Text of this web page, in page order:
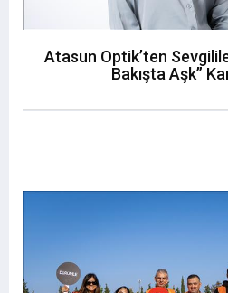
Atasun Optik’ten
Bakışta Aşk”